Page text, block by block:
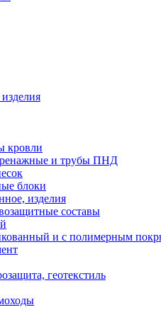
кровли
и трубы ПНД
блоки
изделия
составы
и с полимерным
геотекстиль